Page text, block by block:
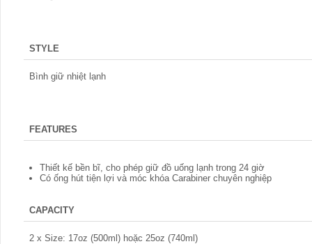
STYLE
Bình giữ nhiệt lạnh
FEATURES
Thiết kế bền bĩ, cho phép giữ đồ uống lạnh trong 24 giờ
Có ống hút tiện lợi và móc khóa Carabiner chuyên nghiệp
CAPACITY
2 x Size: 17oz (500ml) hoặc 25oz (740ml)